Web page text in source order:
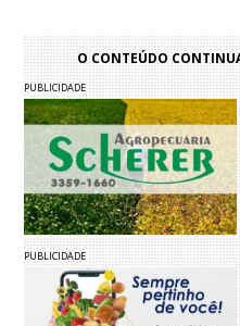
O CONTEÚDO
PUBLICIDADE
PUBLICIDADE